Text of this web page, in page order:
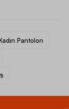
Pantolon